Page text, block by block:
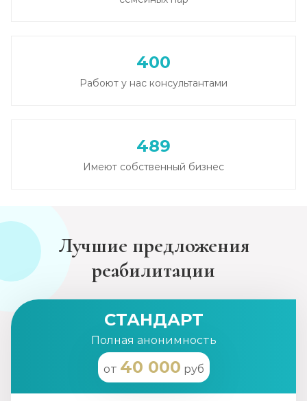
400
Рабоют у нас консультантами
489
Имеют собственный бизнес
Лучшие предложения
реабилитации
СТАНДАРТ
Полная анонимность
от 40 000 руб